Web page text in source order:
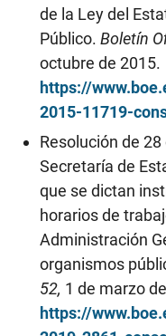
de la Ley del
Público. Boletín
octubre de 2015.
https://
2015-11719-
Resolución de
Secretaría de
que se dictan
horarios de
Administración
organismos
52, 1 de marzo
https://